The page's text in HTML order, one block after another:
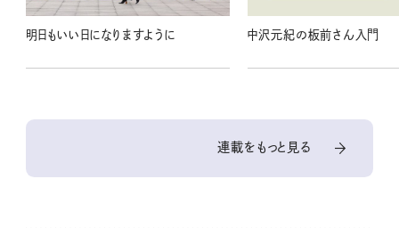
明日もいい日になりますように 中沢元紀の板前さん入門
連載をもっと見る